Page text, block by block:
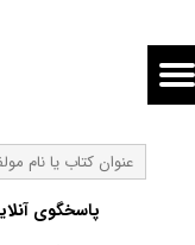
پاسخگوی آنلاین